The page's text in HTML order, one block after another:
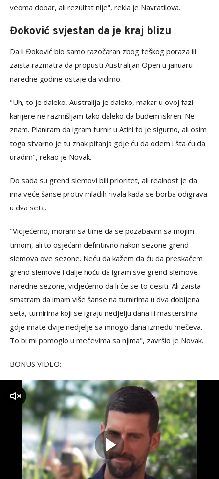
veoma dobar, ali rezultat nije", rekla je Navratilova.
Đoković svjestan da je kraj blizu
Da li Đoković bio samo razočaran zbog teškog poraza ili
zaista razmatra da propusti Australijan Open u januaru
naredne godine ostaje da vidimo.
"Uh, to je daleko, Australija je daleko, makar u ovoj fazi
karijere ne razmišljam tako daleko da budem iskren. Ne
znam. Planiram da igram turnir u Atini to je sigurno, ali osim
toga stvarno je tu znak pitanja gdje ću da odem i šta ću da
uradim", rekao je Novak.
Do sada su grend slemovi bili prioritet, ali realnost je da
ima veće šanse protiv mlađih rivala kada se borba odigrava
u dva seta.
"Vidjećemo, moram sa time da se pozabavim sa mojim
timom, ali to osjećam defintiivno nakon sezone grend
slemova ove sezone. Neću da kažem da ću da preskačem
grend slemove i dalje hoću da igram sve grend slemove
naredne sezone, vidjećemo da li će se to desiti. Ali zaista
smatram da imam više šanse na turnirima u dva dobijena
seta, turnirima koji se igraju nedjelju dana ili mastersima
gdje imate dvije nedjelje sa mnogo dana između mečeva.
To bi mi pomoglo u mečevima sa njima", završio je Novak.
BONUS VIDEO: